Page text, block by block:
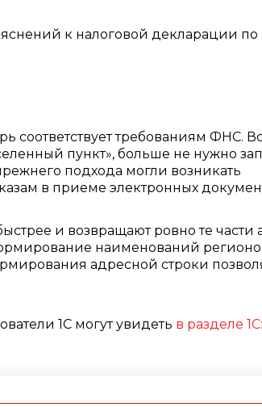
к налоговой декларации по
соответствует требованиям ФНС.
пункт», больше не нужно
подхода могли возникать
в приеме электронных
и возвращают ровно те части
наименований
адресной строки
1С могут увидеть в разделе 1С: